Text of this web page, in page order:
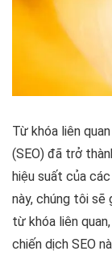
Từ khóa liên
(SEO) đã trở
hiệu suất của
này, chúng tôi sẽ
từ khóa liên
chiến dịch SEO